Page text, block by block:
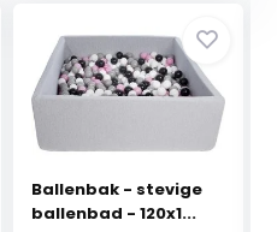
Ballenbak - stevige
ballenbad - 120x1...